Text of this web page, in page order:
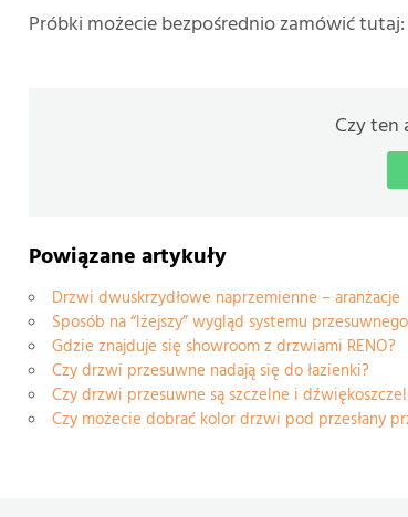
Próbki możecie bezpośrednio zamówić tutaj:
Czy ten
Powiązane artykuły
Drzwi dwuskrzydłowe naprzemienne – aranżacje
Sposób na “lżejszy” wygląd systemu przesuwnego
Gdzie znajduje się showroom z drzwiami RENO?
Czy drzwi przesuwne nadają się do łazienki?
Czy drzwi przesuwne są szczelne i
Czy możecie dobrać kolor drzwi pod przesłany